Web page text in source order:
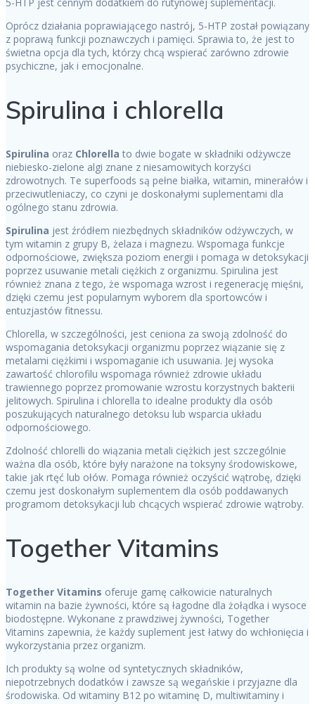
Oprócz działania poprawiającego nastrój, 5-HTP został powiązany
z poprawą funkcji poznawczych i pamięci. Sprawia to, że jest to
świetna opcja dla tych, którzy chcą wspierać zarówno zdrowie
psychiczne, jak i emocjonalne.
Spirulina i chlorella
Spirulina oraz Chlorella to dwie bogate w składniki odżywcze
niebiesko-zielone algi znane z niesamowitych korzyści
zdrowotnych. Te superfoods są pełne białka, witamin, minerałów i
przeciwutleniaczy, co czyni je doskonałymi suplementami dla
ogólnego stanu zdrowia.
Spirulina jest źródłem niezbędnych składników odżywczych, w
tym witamin z grupy B, żelaza i magnezu. Wspomaga funkcje
odpornościowe, zwiększa poziom energii i pomaga w detoksykacji
poprzez usuwanie metali ciężkich z organizmu. Spirulina jest
również znana z tego, że wspomaga wzrost i regenerację mięśni,
dzięki czemu jest popularnym wyborem dla sportowców i
entuzjastów fitnessu.
Chlorella, w szczególności, jest ceniona za swoją zdolność do
wspomagania detoksykacji organizmu poprzez wiązanie się z
metalami ciężkimi i wspomaganie ich usuwania. Jej wysoka
zawartość chlorofilu wspomaga również zdrowie układu
trawiennego poprzez promowanie wzrostu korzystnych bakterii
jelitowych. Spirulina i chlorella to idealne produkty dla osób
poszukujących naturalnego detoksu lub wsparcia układu
odpornościowego.
Zdolność chlorelli do wiązania metali ciężkich jest szczególnie
ważna dla osób, które były narażone na toksyny środowiskowe,
takie jak rtęć lub ołów. Pomaga również oczyścić wątrobę, dzięki
czemu jest doskonałym suplementem dla osób poddawanych
programom detoksykacji lub chcących wspierać zdrowie wątroby.
Together Vitamins
Together Vitamins oferuje gamę całkowicie naturalnych
witamin na bazie żywności, które są łagodne dla żołądka i wysoce
biodostępne. Wykonane z prawdziwej żywności, Together
Vitamins zapewnia, że każdy suplement jest łatwy do wchłonięcia i
wykorzystania przez organizm.
Ich produkty są wolne od syntetycznych składników,
niepotrzebnych dodatków i zawsze są wegańskie i przyjazne dla
środowiska. Od witaminy B12 po witaminę D, multiwitaminy i